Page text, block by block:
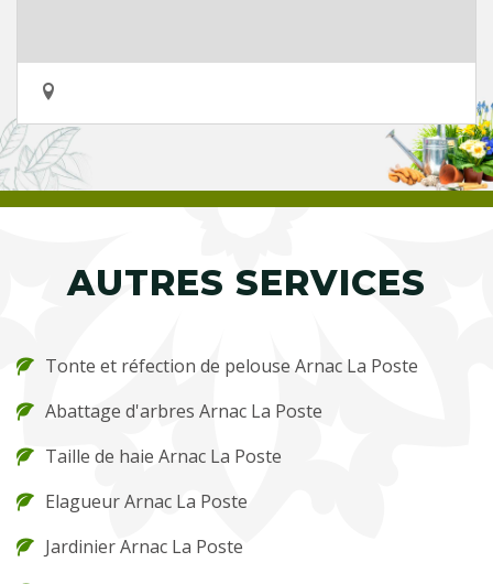
AUTRES SERVICES
Tonte et réfection de pelouse Arnac La Poste
Abattage d'arbres Arnac La Poste
Taille de haie Arnac La Poste
Elagueur Arnac La Poste
Jardinier Arnac La Poste